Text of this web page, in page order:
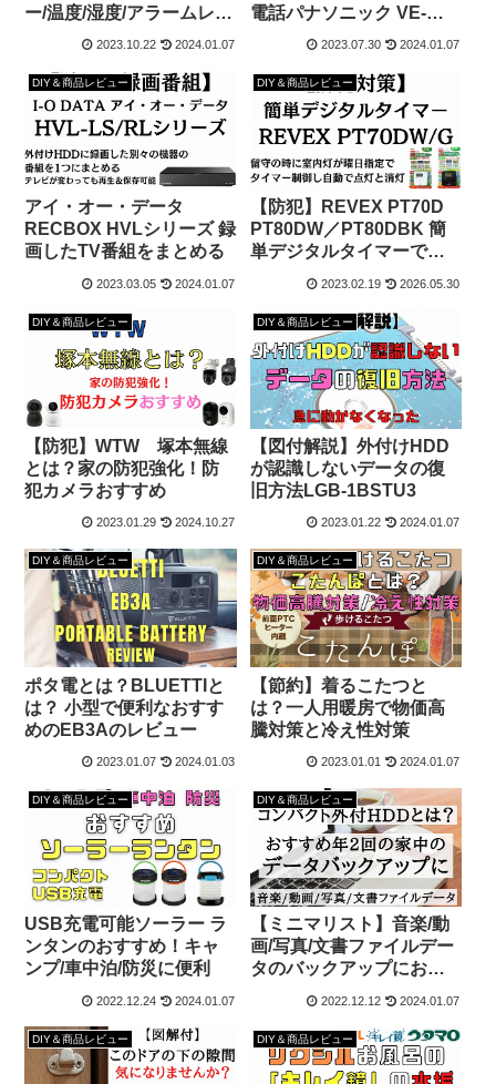
ー/温度/湿度/アラームレビ
2023.10.22 2024.01.07
電話パナソニック VE-
GD27DL-W商品レビュー
2023.07.30 2024.01.07
DIY＆商品レビュー
アイ・オー・データ
RECBOX HVLシリーズ 録
画したTV番組をまとめる
2023.03.05 2024.01.07
DIY＆商品レビュー
【防犯】REVEX PT70D
PT80DW／PT80DBK 簡
単デジタルタイマーで不
役に立つ
2023.02.19 2026.05.30
DIY＆商品レビュー
【防犯】WTW 塚本無線
とは？家の防犯強化！防
犯カメラおすすめ
2023.01.29 2024.10.27
DIY＆商品レビュー
【図付解説】外付けHDD
が認識しないデータの復
旧方法LGB-1BSTU3
2023.01.22 2024.01.07
DIY＆商品レビュー
ポタ電とは？BLUETTIと
は？ 小型で便利なおすす
めのEB3Aのレビュー
2023.01.07 2024.01.03
DIY＆商品レビュー
【節約】着るこたつと
は？一人用暖房で物価高
騰対策と冷え性対策
2023.01.01 2024.01.07
DIY＆商品レビュー
USB充電可能ソーラー ラ
ンタンのおすすめ！キャ
ンプ/車中泊/防災に便利
2022.12.24 2024.01.07
DIY＆商品レビュー
【ミニマリスト】音楽/動
画/写真/文書ファイルデー
タのバックアップにおす
すめなコンパクト外付
2022.12.12 2024.01.07
DIY＆商品レビュー DIY＆商品レビュー